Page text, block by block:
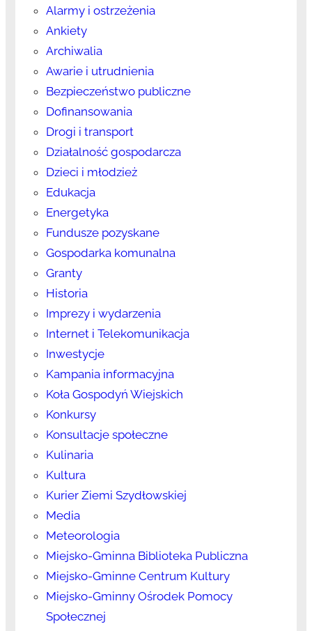
Alarmy i ostrzeżenia
Ankiety
Archiwalia
Awarie i utrudnienia
Bezpieczeństwo publiczne
Dofinansowania
Drogi i transport
Działalność gospodarcza
Dzieci i młodzież
Edukacja
Energetyka
Fundusze pozyskane
Gospodarka komunalna
Granty
Historia
Imprezy i wydarzenia
Internet i Telekomunikacja
Inwestycje
Kampania informacyjna
Koła Gospodyń Wiejskich
Konkursy
Konsultacje społeczne
Kulinaria
Kultura
Kurier Ziemi Szydłowskiej
Media
Meteorologia
Miejsko-Gminna Biblioteka Publiczna
Miejsko-Gminne Centrum Kultury
Miejsko-Gminny Ośrodek Pomocy
Społecznej